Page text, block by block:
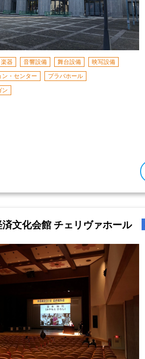
楽器 音響設備 舞台設備
映写設備
・センター
プラバホール
ン
文化会館 チェリヴァホール